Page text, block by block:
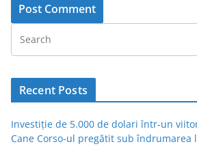
Recent Posts
Investiție de 5.000 de dolari într-un
Cane Corso-ul pregătit sub îndrumarea